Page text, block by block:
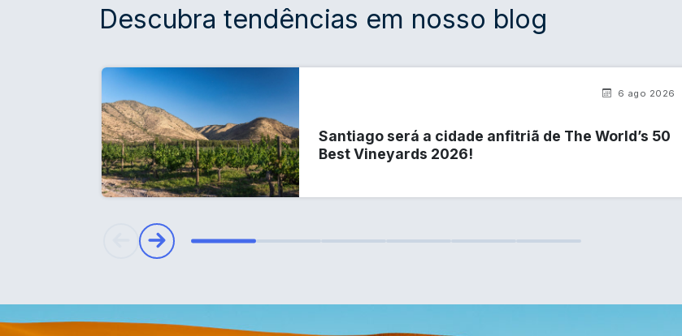
Descubra tendências em nosso blog
6 ago 2026
Santiago será a cidade anfitriã de The World’s 50
Best Vineyards 2026!